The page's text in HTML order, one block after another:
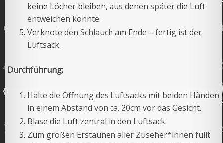
keine Löcher bleiben, aus denen später die Luft
entweichen könnte.
Verknote den Schlauch am Ende – fertig ist der
Luftsack.
Durchführung:
Halte die Öffnung des Luftsacks mit beiden Händen
in einem Abstand von ca. 20cm vor das Gesicht.
Blase die Luft zentral in den Luftsack.
Zum großen Erstaunen aller Zuseher*innen füllt